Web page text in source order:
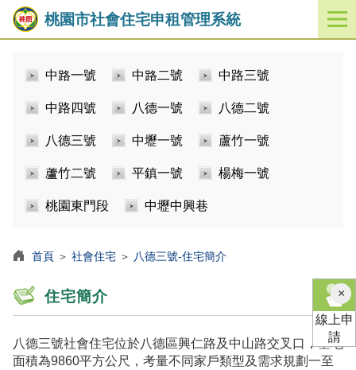
桃園市社會住宅申租管理系統
開
啟
中路一號 中路二號 中路三號
中路四號 八德一號 八德二號
八德三號 中壢一號 蘆竹一號
蘆竹二號 平鎮一號 楊梅一號
桃園東門段 中壢中興巷
首頁 ＞ 社會住宅 ＞ 八德三號-住宅簡介
住宅簡介
八德三號社會住宅位於八德區興仁路及中山路交叉口，基地
面積為9860平方公尺，考量不同家戶類型及需求規劃一至
×關
閉
線上申
請